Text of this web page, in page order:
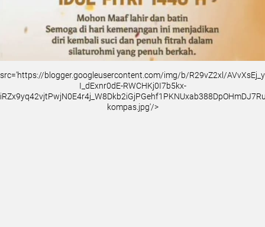
src='https://blogger.googleusercontent.com/img/b/R29vZ2xl/
I_dExnr0dE-RWCHKj0I7b5kx-
kompas.jpg'/>